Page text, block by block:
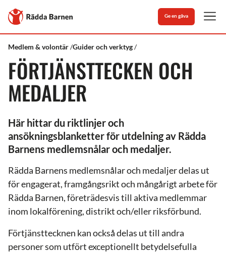
Till
Rädda
Barnens
Ge en gåva
Rädda
Medlem & volontär Guider och verktyg
Förtjänsttecken
medaljer
FÖRTJÄNSTTECKEN OCH
MEDALJER
Här hittar du riktlinjer och
ansökningsblanketter för utdelning av Rädda
Barnens medlemsnålar och medaljer.
Rädda Barnens medlemsnålar och medaljer delas ut
för engagerat, framgångsrikt och mångårigt arbete för
Rädda Barnen, företrädesvis till aktiva medlemmar
inom lokalförening, distrikt och/eller riksförbund.
Förtjänsttecknen kan också delas ut till andra
personer som utfört exceptionellt betydelsefulla